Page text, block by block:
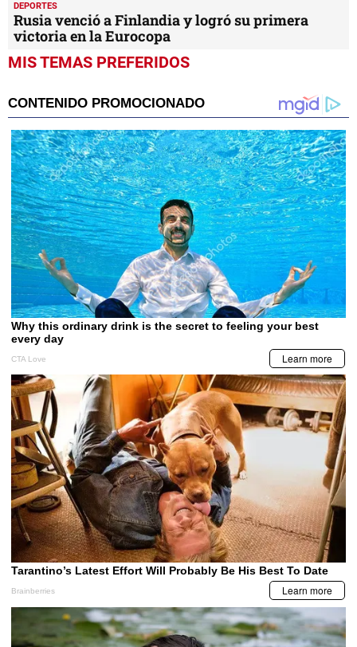
DEPORTES
Rusia venció a Finlandia y logró su primera
victoria en la Eurocopa
MIS TEMAS PREFERIDOS